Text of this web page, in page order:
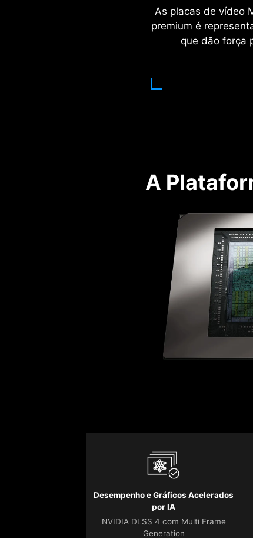
As placas de vídeo
premium é
que dão força
A
Desempenho e Gráficos Acelerados
por IA
NVIDIA DLSS 4 com Multi Frame
Generation